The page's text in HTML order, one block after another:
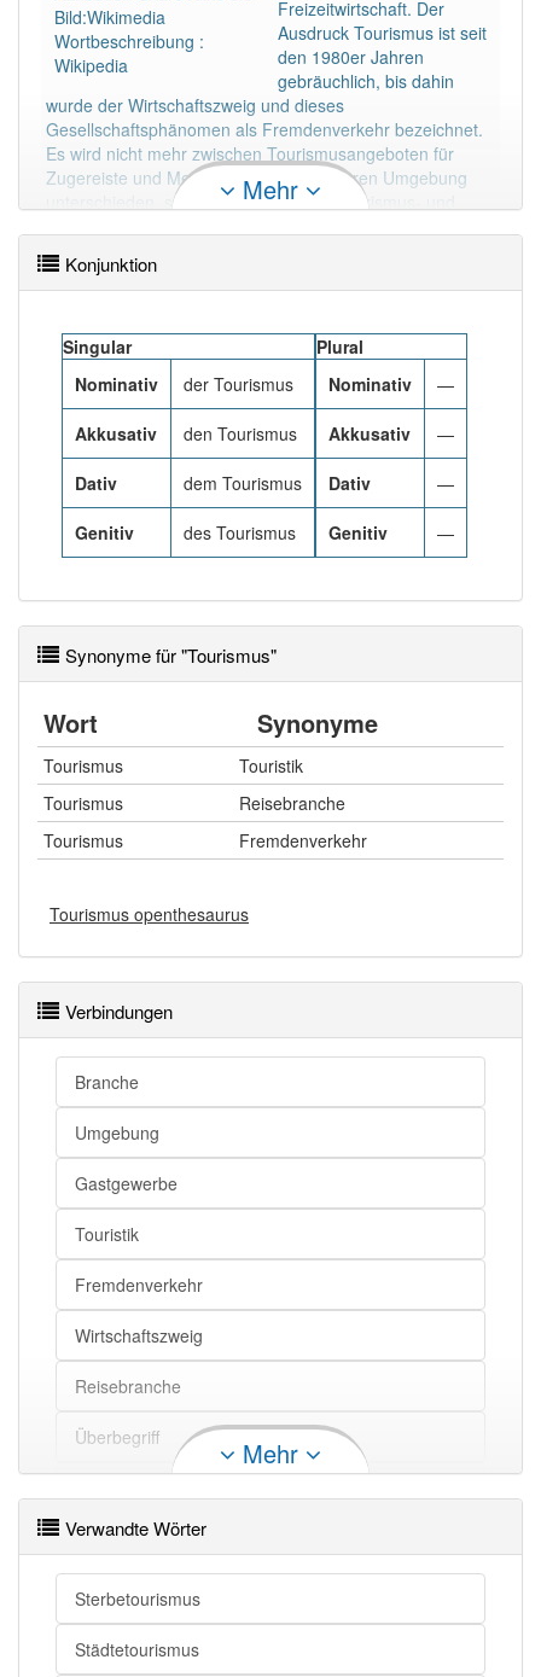
94% unserer Spielapp-Nutzer haben den Artikel
korrekt erraten.
Bild:Wikimedia
Wortbeschreibung :
Wikipedia
Freizeit­wirtschaft. Der
Ausdruck Tourismus ist seit
den 1980er Jahren
gebräuchlich, bis dahin
wurde der Wirtschaftszweig und dieses
Gesellschaftsphänomen als Fremdenverkehr bezeichnet.
Es wird nicht mehr zwischen Tourismusangeboten für
Zugereiste und Menschen aus der näheren Umgebung
unterschieden, so dass oft der Begriff Tourismus- und
Als wirtschaftliche Grundlage des Tourismus gelten im
Wesentlichen die Kulturgüter und die Natur des
Reiseortes. Die Branche zählt weltweit zu den größten
Wirtschaftszweigen. Mehr lesen
Mehr
Konjunktion
Singular
Nominativ
der Tourismus
Akkusativ den Tourismus
Dativ dem Tourismus
Genitiv des Tourismus
Plural
Nominativ
—
Akkusativ —
Dativ —
Genitiv —
Synonyme für "Tourismus"
Wort Synonyme
Tourismus
Touristik
Tourismus
Reisebranche
Tourismus
Fremdenverkehr
Tourismus openthesaurus
Verbindungen
Branche
Umgebung
Gastgewerbe
Touristik
Fremdenverkehr
Wirtschaftszweig
Reisebranche
Überbegriff Mehr
Verwandte Wörter
Sterbetourismus
Städtetourismus